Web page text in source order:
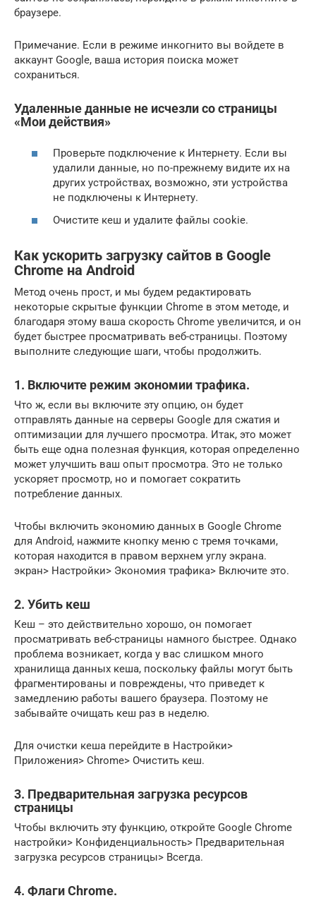
браузере.
Примечание. Если в режиме инкогнито вы войдете в
аккаунт Google, ваша история поиска может
сохраниться.
Удаленные данные не исчезли со страницы
«Мои действия»
Проверьте подключение к Интернету. Если вы
удалили данные, но по-прежнему видите их на
других устройствах, возможно, эти устройства
не подключены к Интернету.
Очистите кеш и удалите файлы cookie.
Как ускорить загрузку сайтов в Google
Chrome на Android
Метод очень прост, и мы будем редактировать
некоторые скрытые функции Chrome в этом методе, и
благодаря этому ваша скорость Chrome увеличится, и он
будет быстрее просматривать веб-страницы. Поэтому
выполните следующие шаги, чтобы продолжить.
1. Включите режим экономии трафика.
Что ж, если вы включите эту опцию, он будет
отправлять данные на серверы Google для сжатия и
оптимизации для лучшего просмотра. Итак, это может
быть еще одна полезная функция, которая определенно
может улучшить ваш опыт просмотра. Это не только
ускоряет просмотр, но и помогает сократить
потребление данных.
Чтобы включить экономию данных в Google Chrome
для Android, нажмите кнопку меню с тремя точками,
которая находится в правом верхнем углу экрана.
экран> Настройки> Экономия трафика> Включите это.
2. Убить кеш
Кеш – это действительно хорошо, он помогает
просматривать веб-страницы намного быстрее. Однако
проблема возникает, когда у вас слишком много
хранилища данных кеша, поскольку файлы могут быть
фрагментированы и повреждены, что приведет к
замедлению работы вашего браузера. Поэтому не
забывайте очищать кеш раз в неделю.
Для очистки кеша перейдите в Настройки>
Приложения> Chrome> Очистить кеш.
3. Предварительная загрузка ресурсов
страницы
Чтобы включить эту функцию, откройте Google Chrome
настройки> Конфиденциальность> Предварительная
загрузка ресурсов страницы> Всегда.
4. Флаги Chrome.